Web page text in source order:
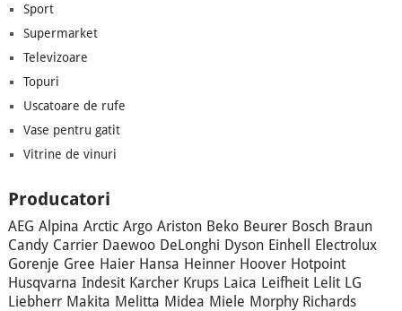
Sport
Supermarket
Televizoare
Topuri
Uscatoare de rufe
Vase pentru gatit
Vitrine de vinuri
Producatori
AEG Alpina Arctic Argo Ariston Beko Beurer Bosch Braun
Candy Carrier Daewoo DeLonghi Dyson Einhell
Electrolux
Gorenje Gree Haier Hansa Heinner Hoover Hotpoint
Husqvarna Indesit Karcher Krups Laica Leifheit Lelit LG
Liebherr Makita Melitta Midea Miele Morphy Richards